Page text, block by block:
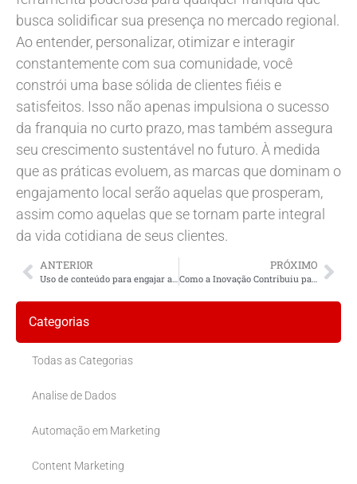
busca solidificar sua presença no mercado regional.
Ao entender, personalizar, otimizar e interagir
constantemente com sua comunidade, você
constrói uma base sólida de clientes fiéis e
satisfeitos. Isso não apenas impulsiona o sucesso
da franquia no curto prazo, mas também assegura
seu crescimento sustentável no futuro. À medida
que as práticas evoluem, as marcas que dominam o
engajamento local serão aquelas que prosperam,
assim como aquelas que se tornam parte integral
da vida cotidiana de seus clientes.
ANTERIOR
Uso de conteúdo para engajar audiências locais
PRÓXIMO
Como a Inovação Contribuiu para o Sucesso de Negócios Locais?
Categorias
Todas as Categorias
Analise de Dados
Automação em Marketing
Content Marketing